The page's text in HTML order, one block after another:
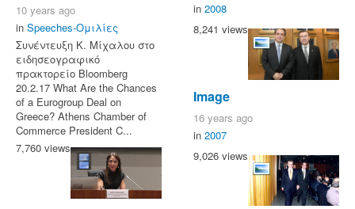
10 years ago
in Speeches-Ομιλίες
Συνέντευξη Κ. Μίχαλου στο
ειδησεογραφικό
πρακτορείο Bloomberg
20.2.17 What Are the Chances
of a Eurogroup Deal on
Greece? Athens Chamber of
Commerce President C...
7,760 views
in 2008
8,241 views
Image
16 years ago
in 2007
9,026 views